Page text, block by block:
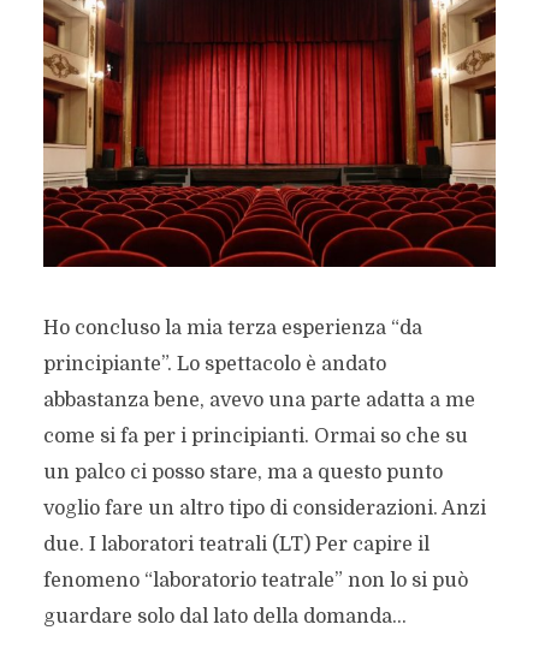
Ho concluso la mia terza esperienza “da
principiante”. Lo spettacolo è andato
abbastanza bene, avevo una parte adatta a me
come si fa per i principianti. Ormai so che su
un palco ci posso stare, ma a questo punto
voglio fare un altro tipo di considerazioni. Anzi
due. I laboratori teatrali (LT) Per capire il
fenomeno “laboratorio teatrale” non lo si può
guardare solo dal lato della domanda...